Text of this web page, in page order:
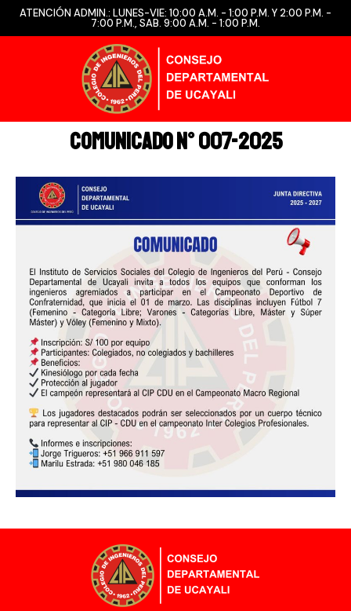
ATENCIÓN ADMIN.: LUNES-VIE: 10:00 A.M. - 1:00 P.M. Y 2:00 P.M. -
7:00 P.M., SAB. 9:00 A.M. - 1:00 P.M.
COMUNICADO N° 007-2025